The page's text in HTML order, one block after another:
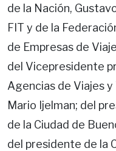
de la Nación,
FIT y de la
de Empresas de
del Vicepresidente
Agencias de Viajes
Mario Ijelman; del
de la Ciudad de
del presidente de la